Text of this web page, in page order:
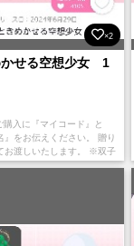
×2
かせる空想少女 1
入に『マイコード』と
』をお伝えください。 贈り
お渡しいたします。 ※双子
合はお申し付けください ハ